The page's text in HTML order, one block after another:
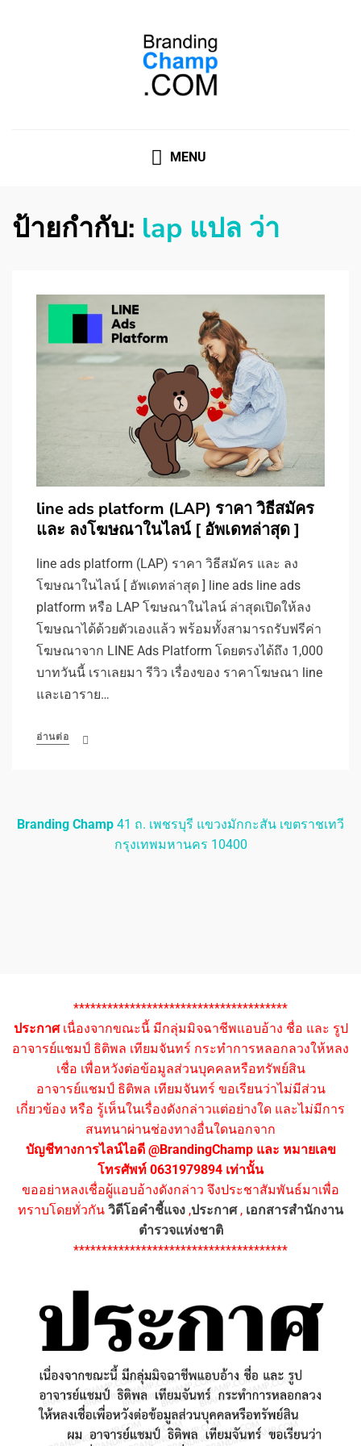
MENU
ป้ายกำกับ: lap แปล ว่า
line ads platform (LAP) ราคา วิธีสมัคร
และ ลงโฆษณาในไลน์ [ อัพเดทล่าสุด ]
line ads platform (LAP) ราคา วิธีสมัคร และ ลง
โฆษณาในไลน์ [ อัพเดทล่าสุด ] line ads line ads
platform หรือ LAP โฆษณาในไลน์ ล่าสุดเปิดให้ลง
โฆษณาได้ด้วยตัวเองแล้ว พร้อมทั้งสามารถรับฟรีค่า
โฆษณาจาก LINE Ads Platform โดยตรงได้ถึง 1,000
บาทวันนี้ เราเลยมา รีวิว เรื่องของ ราคาโฆษณา line
และเอาราย…
อ่านต่อ
Branding Champ 41 ถ. เพชรบุรี แขวงมักกะสัน เขตราชเทวี
กรุงเทพมหานคร 10400
**************************************
ประกาศเนื่องจากขณะนี้ มีกลุ่มมิจฉาชีพแอบอ้าง ชื่อ และ รูป
อาจารย์แชมป์ ธิติพล เทียมจันทร์ กระทำการหลอกลวงให้หลง
เชื่อ เพื่อหวังต่อข้อมูลส่วนบุคคลหรือทรัพย์สิน
อาจารย์แชมป์ ธิติพล เทียมจันทร์ ขอเรียนว่าไม่มีส่วน
เกี่ยวข้อง หรือ รู้เห็นในเรื่องดังกล่าวแต่อย่างใด และไม่มีการ
สนทนาผ่านช่องทางอื่นใดนอกจาก
บัญชีทางการไลน์ไอดี @BrandingChamp และ หมายเลข
โทรศัพท์ 0631979894 เท่านั้น
ขออย่าหลงเชื่อผู้แอบอ้างดังกล่าว จึงประชาสัมพันธ์มาเพื่อ
ทราบโดยทั่วกัน วิดีโอคำชี้แจง ,ประกาศ, เอกสารสำนักงาน
ตำรวจแห่งชาติ
**************************************